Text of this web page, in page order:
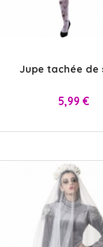
Jupe tachée de
Prix
5,99 €